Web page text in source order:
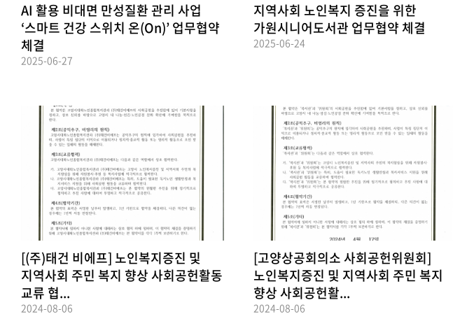
AI 활용 비대면 만성질환 관리 사업
‘스마트 건강 스위치 온(On)’ 업무협약
체결
2025-06-27
지역사회 노인복지 증진을 위한
가원시니어도서관 업무협약 체결
2025-06-24
[(주)태건 비에프] 노인복지증진 및
지역사회 주민 복지 향상 사회공헌활동
교류 협...
2024-08-06
[고양상공회의소 사회공헌위원회]
노인복지증진 및 지역사회 주민 복지
향상 사회공헌활...
2024-08-06